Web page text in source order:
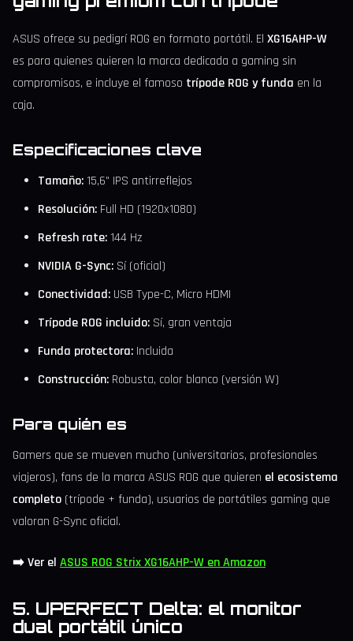
ASUS ofrece su pedigrí ROG en formato portátil. El XG16AHP-W
es para quienes quieren la marca dedicada a gaming sin
compromisos, e incluye el famoso trípode ROG y funda en la
caja.
Especificaciones clave
Tamaño:15,6" IPS antirreflejos
Resolución: Full HD (1920x1080)
Refresh rate:144 Hz
NVIDIA G-Sync: Sí (oficial)
Conectividad: USB Type-C, Micro HDMI
Trípode ROG incluido: Sí, gran ventaja
Funda protectora: Incluida
Construcción: Robusta, color blanco (versión W)
Para quién es
Gamers que se mueven mucho (universitarios, profesionales
viajeros), fans de la marca ASUS ROG que quieren el ecosistema
completo (trípode + funda), usuarios de portátiles gaming que
valoran G-Sync oficial.
➡️ Ver el ASUS ROG Strix XG16AHP-W en Amazon
5. UPERFECT Delta: el monitor
dual portátil único